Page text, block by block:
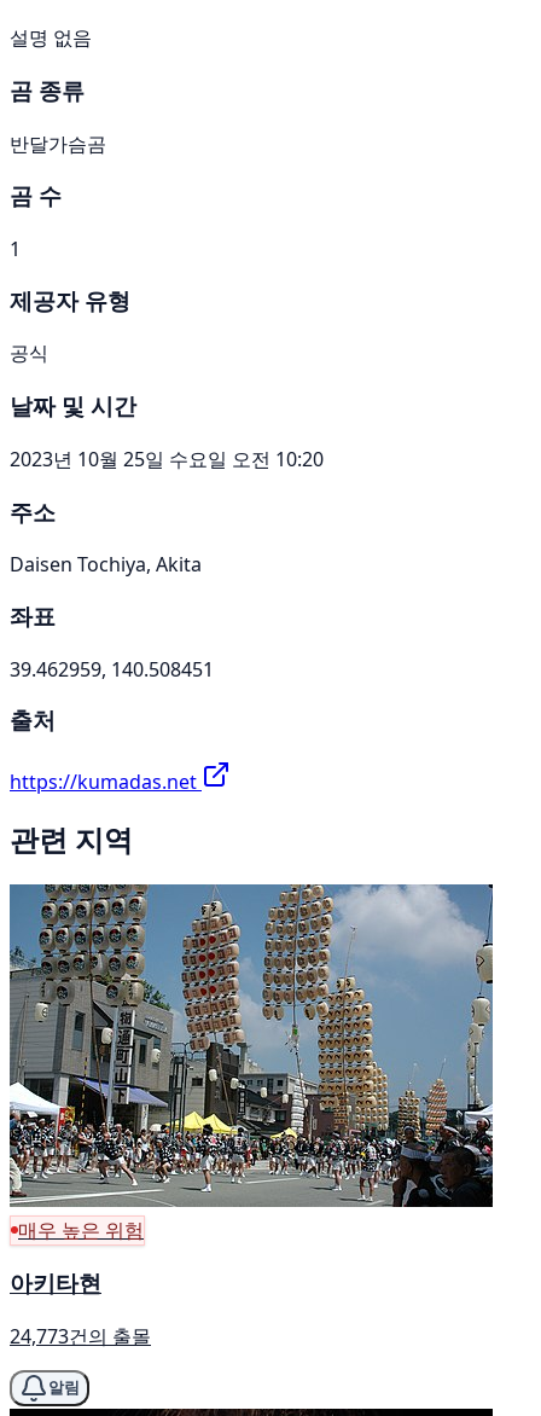
설명 없음
곰 종류
반달가슴곰
곰 수
1
제공자 유형
공식
날짜 및 시간
2023년 10월 25일 수요일 오전 10:20
주소
Daisen Tochiya, Akita
좌표
39.462959, 140.508451
출처
https://kumadas.net
관련 지역
매우 높은 위험
아키타현
24,773건의 출몰
알림